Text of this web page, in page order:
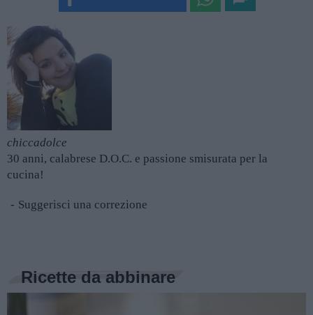
chiccadolce
30 anni, calabrese D.O.C. e passione smisurata per la
cucina!
Suggerisci una correzione
Ricette da abbinare